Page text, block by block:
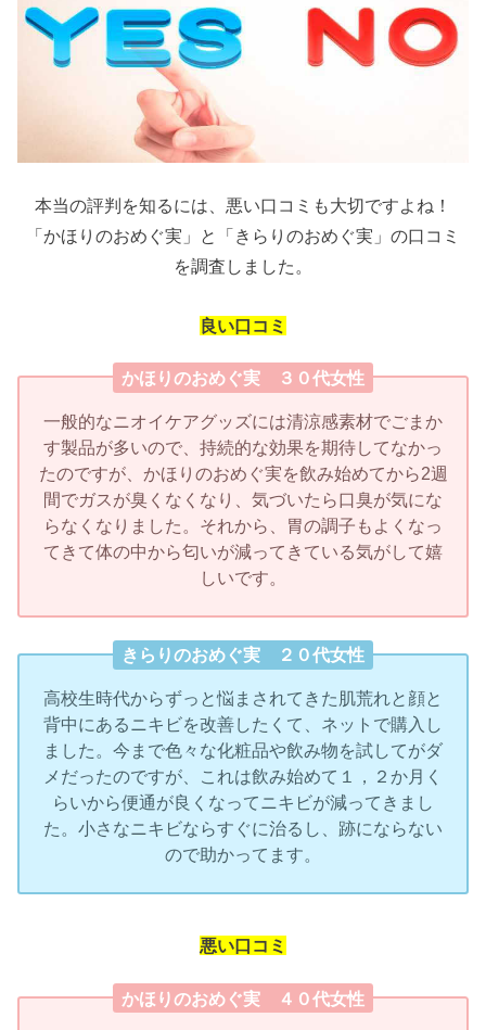
本当の評判を知るには、悪い口コミも大切ですよね！
「かほりのおめぐ実」と「きらりのおめぐ実」の口コミ
を調査しました。
良い口コミ
かほりのおめぐ実 ３０代女性
一般的なニオイケアグッズには清涼感素材でごまか
す製品が多いので、持続的な効果を期待してなかっ
たのですが、かほりのおめぐ実を飲み始めてから2週
間でガスが臭くなくなり、気づいたら口臭が気にな
らなくなりました。それから、胃の調子もよくなっ
てきて体の中から匂いが減ってきている気がして嬉
しいです。
きらりのおめぐ実 ２０代女性
高校生時代からずっと悩まされてきた肌荒れと顔と
背中にあるニキビを改善したくて、ネットで購入し
ました。今まで色々な化粧品や飲み物を試してがダ
メだったのですが、これは飲み始めて１，２か月く
らいから便通が良くなってニキビが減ってきまし
た。小さなニキビならすぐに治るし、跡にならない
ので助かってます。
悪い口コミ
かほりのおめぐ実 ４０代女性